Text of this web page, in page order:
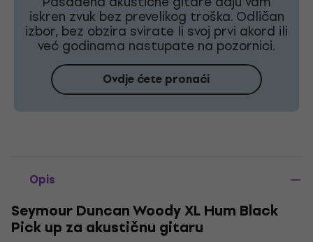
iskren zvuk bez prevelikog troška. Odličan
izbor, bez obzira svirate li svoj prvi akord ili
već godinama nastupate na pozornici.
Ovdje ćete pronaći
Opis
Seymour Duncan Woody XL Hum Black
Pick up za akustičnu gitaru